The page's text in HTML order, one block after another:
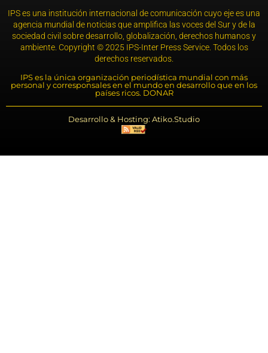
IPS es una institución internacional de comunicación cuyo eje es una
agencia mundial de noticias que amplifica las voces del Sur y de la
sociedad civil sobre desarrollo, globalización, derechos humanos y
ambiente. Copyright © 2025 IPS-Inter Press Service. Todos los
derechos reservados.
IPS es la única organización periodística mundial con más
personal y corresponsales en el mundo en desarrollo que en los
países ricos. DONAR
Desarrollo & Hosting: Atiko.Studio